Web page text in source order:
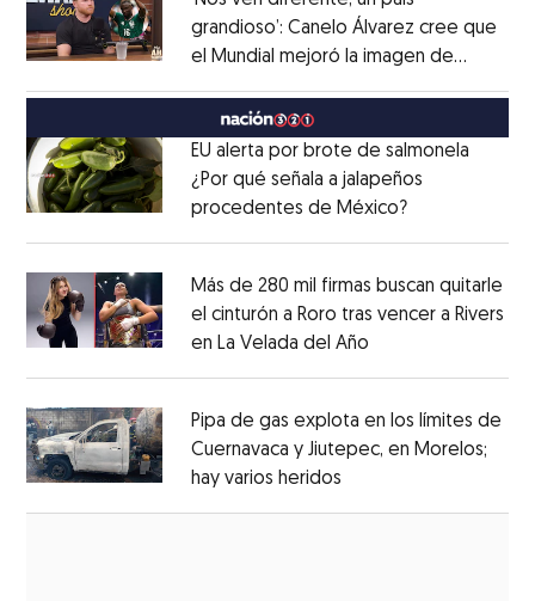
grandioso’: Canelo Álvarez cree que
el Mundial mejoró la imagen de
EU alerta por brote de salmonela
¿Por qué señala a jalapeños
procedentes de México?Opens in new
Más de 280 mil firmas buscan quitarle
el cinturón a Roro tras vencer a Rivers
en La Velada del Año
Pipa de gas explota en los límites de
Cuernavaca y Jiutepec, en Morelos;
hay varios heridos